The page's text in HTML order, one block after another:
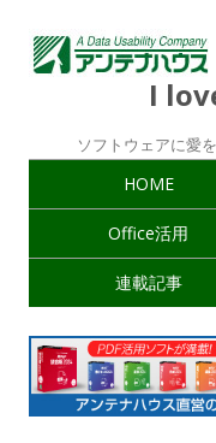
I
ソフトウェアに愛
HOME
Office活用
連載記事